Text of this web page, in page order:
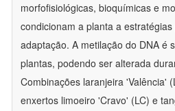
morfofisiológicas, bioquímicas e
condicionam a planta a
adaptação. A metilação do DNA é
plantas, podendo ser alterada
Combinações laranjeira 'Valência'
enxertos limoeiro 'Cravo' (LC) e